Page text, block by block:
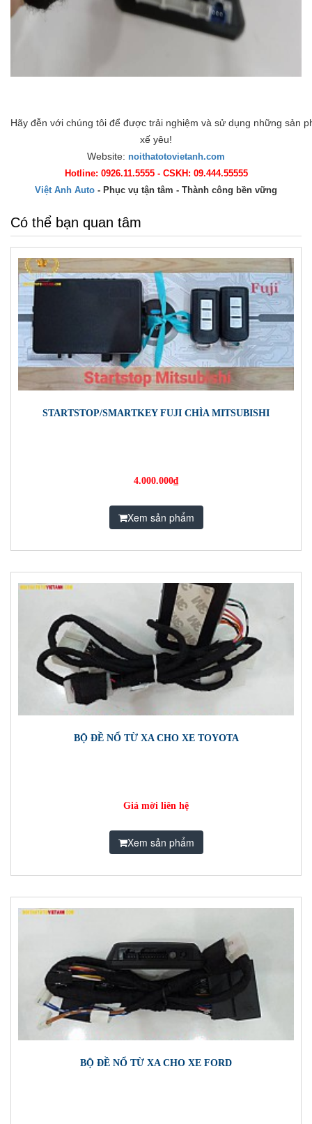
Hãy đễn với chúng tôi để được trải nghiệm và sử dụng những sản
xế yêu!
Website: noithatotovietanh.com
Hotline: 0926.11.5555 - CSKH: 09.444.55555
Việt Anh Auto - Phục vụ tận tâm - Thành công bền vững
Có thể bạn quan tâm
STARTSTOP/SMARTKEY FUJI CHÌA MITSUBISHI
4.000.000₫
Xem sản phẩm
BỘ ĐỀ NỔ TỪ XA CHO XE TOYOTA
Giá mời liên hệ
Xem sản phẩm
BỘ ĐỀ NỔ TỪ XA CHO XE FORD